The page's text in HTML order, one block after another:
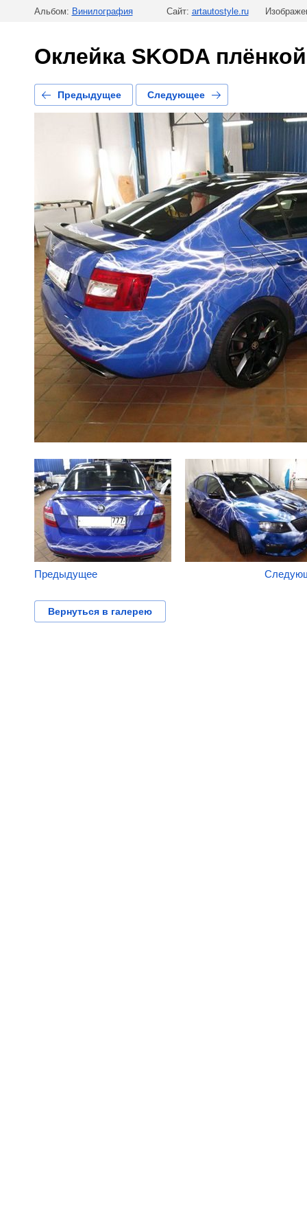
Альбом: Винилография Сайт: artautostyle.ru
Оклейка SKODA плёнкой
Предыдущее Следующее
Предыдущее
Вернуться в галерею